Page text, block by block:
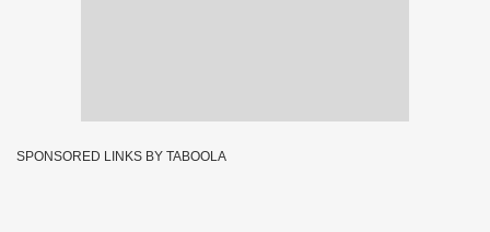
SPONSORED LINKS BY TABOOLA